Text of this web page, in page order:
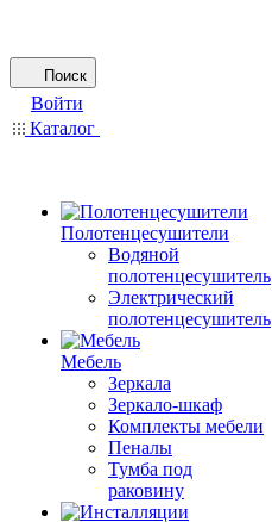
Поиск
Войти
Каталог
Полотенцесушители
Водяной
полотенцесушитель
Электрический
полотенцесушитель
Мебель
Зеркала
Зеркало-шкаф
Комплекты мебели
Пеналы
Тумба под
раковину